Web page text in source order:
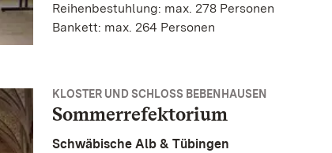
Reihenbestuhlung: max. 278 Personen
Bankett: max. 264 Personen
KLOSTER UND SCHLOSS BEBENHAUSEN
Sommerrefektorium
Schwäbische Alb & Tübingen